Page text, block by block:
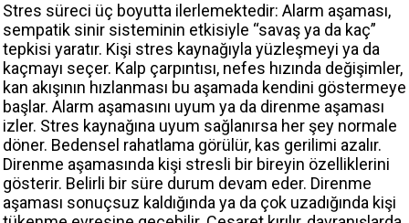
Stres süreci üç boyutta ilerlemektedir: Alarm aşaması,
sempatik sinir sisteminin etkisiyle “savaş ya da kaç”
tepkisi yaratır. Kişi stres kaynağıyla yüzleşmeyi ya da
kaçmayı seçer. Kalp çarpıntısı, nefes hızında değişimler,
kan akışının hızlanması bu aşamada kendini göstermeye
başlar. Alarm aşamasını uyum ya da direnme aşaması
izler. Stres kaynağına uyum sağlanırsa her şey normale
döner. Bedensel rahatlama görülür, kas gerilimi azalır.
Direnme aşamasında kişi stresli bir bireyin özelliklerini
gösterir. Belirli bir süre durum devam eder. Direnme
aşaması sonuçsuz kaldığında ya da çok uzadığında kişi